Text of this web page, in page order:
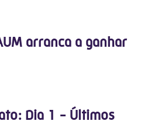
arranca a ganhar
Dia 1 - Últimos